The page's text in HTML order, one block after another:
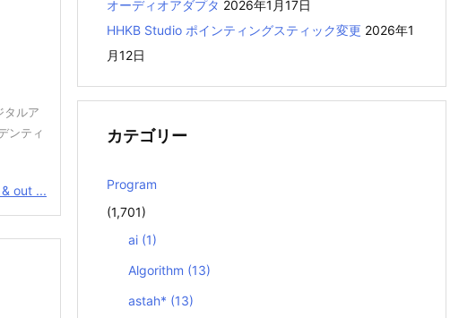
ルア
ンティ
out ...
オーディオアダプタ 2026年1月17日
HHKB Studio ポインティングスティック変更 2026年1
月12日
カテゴリー
Program
(1,701)
ai (1)
Algorithm (13)
astah* (13)